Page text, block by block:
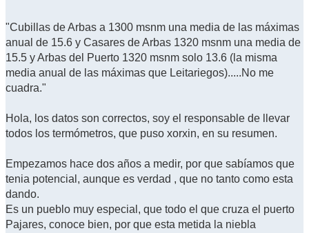
"Cubillas de Arbas a 1300 msnm una media de las máximas
anual de 15.6 y Casares de Arbas 1320 msnm una media de
15.5 y Arbas del Puerto 1320 msnm solo 13.6 (la misma
media anual de las máximas que Leitariegos).....No me
cuadra."
Hola, los datos son correctos, soy el responsable de llevar
todos los termómetros, que puso xorxin, en su resumen.
Empezamos hace dos años a medir, por que sabíamos que
tenia potencial, aunque es verdad , que no tanto como esta
dando.
Es un pueblo muy especial, que todo el que cruza el puerto
Pajares, conoce bien, por que esta metida la niebla